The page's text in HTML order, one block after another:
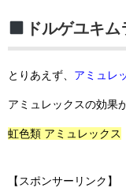
ドルゲユキ
とりあえず、 アミュレ
アミュレックスの効果
虹色類 アミュレックス
【スポンサーリンク】